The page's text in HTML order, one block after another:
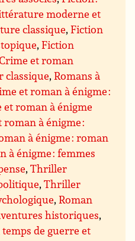
moderne et
classique,Fiction
,Fiction
et roman
classique,Romans à
et roman à énigme :
et roman à énigme
roman à énigme :
à énigme : roman
à énigme : femmes
,Thriller
,Thriller
,Roman
historiques,
de guerre et